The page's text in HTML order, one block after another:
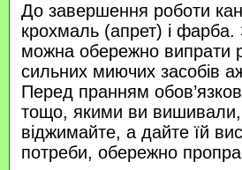
До завершення роботи
крохмаль (апрет) і фарба.
можна обережно випрати
сильних миючих засобів
Перед пранням
тощо, якими ви
віджимайте, а дайте їй
потреби, обережно